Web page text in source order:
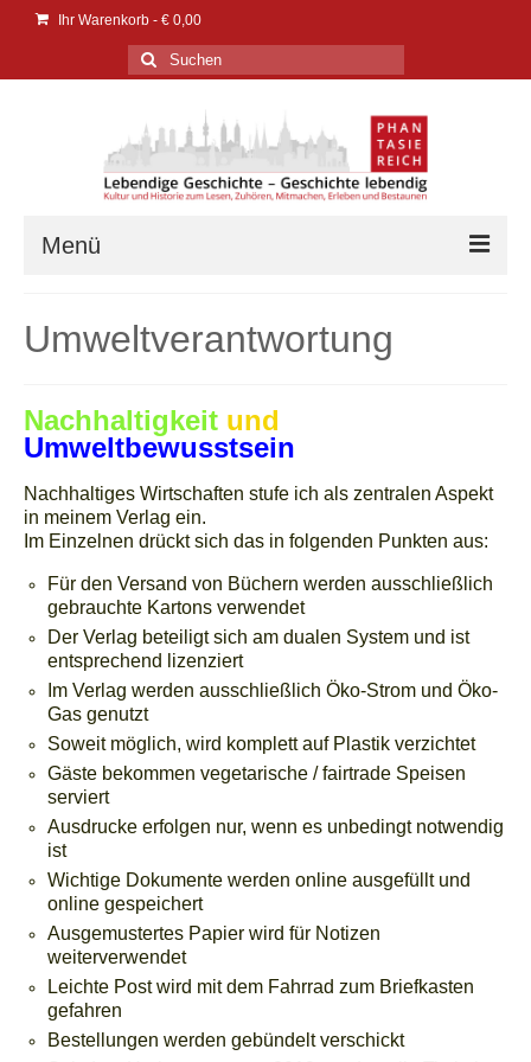
Ihr Warenkorb - € 0,00
Suchen
nach:
Menü
Events | Messen
PresseService
PresseEcho
Kontakt
Bibliotheken
Buchhandel
Hörpfade
Service
Widerrufsbelehrung
Impressum
Bücher
Museumsbegleiter
Umweltverantwortung
Nachhaltigkeit und
Umweltbewusstsein
Nachhaltiges Wirtschaften stufe ich als zentralen Aspekt
in meinem Verlag ein.
Im Einzelnen drückt sich das in folgenden Punkten aus:
Für den Versand von Büchern werden ausschließlich
gebrauchte Kartons verwendet
Der Verlag beteiligt sich am dualen System und ist
entsprechend lizenziert
Im Verlag werden ausschließlich Öko-Strom und Öko-
Gas genutzt
Soweit möglich, wird komplett auf Plastik verzichtet
Gäste bekommen vegetarische / fairtrade Speisen
serviert
Ausdrucke erfolgen nur, wenn es unbedingt notwendig
ist
Wichtige Dokumente werden online ausgefüllt und
online gespeichert
Ausgemustertes Papier wird für Notizen
weiterverwendet
Leichte Post wird mit dem Fahrrad zum Briefkasten
gefahren
Bestellungen werden gebündelt verschickt